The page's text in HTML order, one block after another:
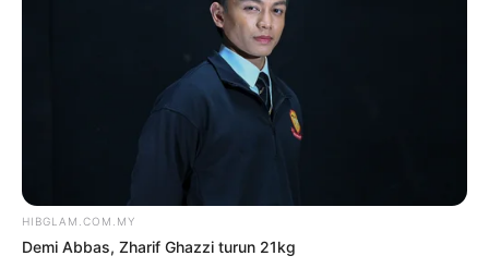
‘Tak pakai susuk, masih lelaki
tulen’ – Rashdan Baba kongsi tip
awet muda
6 Ogos 2026
‘Juri perlu cari ‘angle’ lain kupas
dengan peserta’